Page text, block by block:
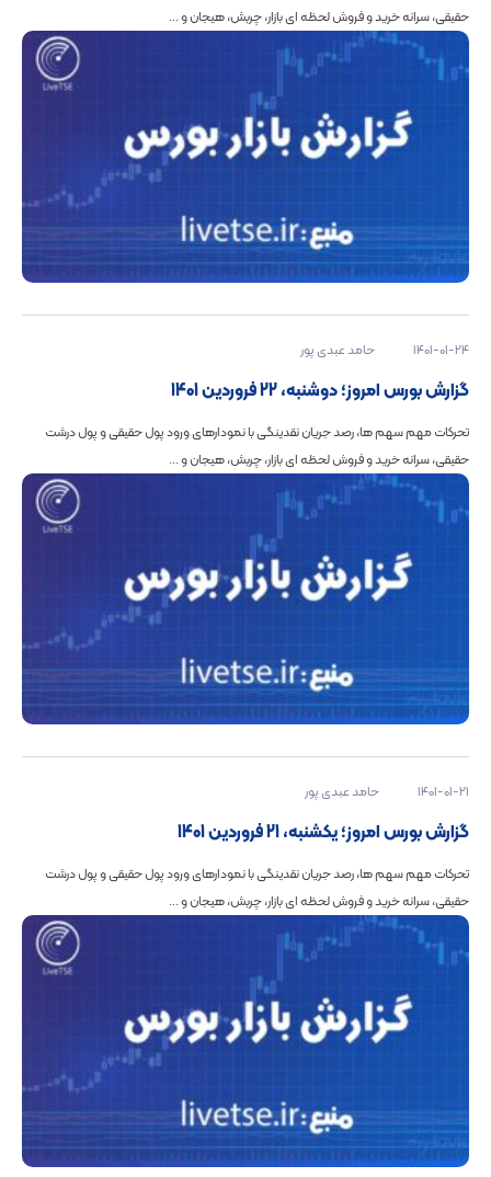
حقیقی، سرانه خرید و فروش لحظه ای بازار، چربش، هیجان و ...
1401-01-24 حامد عبدی پور
گزارش بورس امروز؛ دوشنبه، 22 فروردین 1401
تحرکات مهم سهم ها، رصد جریان نقدینگی با نمودارهای ورود پول حقیقی و پول درشت
حقیقی، سرانه خرید و فروش لحظه ای بازار، چربش، هیجان و ...
1401-01-21 حامد عبدی پور
گزارش بورس امروز؛ یکشنبه، 21 فروردین 1401
تحرکات مهم سهم ها، رصد جریان نقدینگی با نمودارهای ورود پول حقیقی و پول درشت
حقیقی، سرانه خرید و فروش لحظه ای بازار، چربش، هیجان و ...